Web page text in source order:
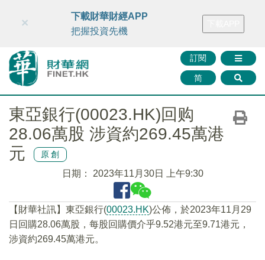
財華智庫網 FINTV FINMETA 財華證券 媒體矩陣
訂閱
简
×
下載財華財經APP
把握投資先機
東亞銀行(00023.HK)回购
28.06萬股 涉資約269.45萬港
元
原創
日期： 2023年11月30日 上午9:30
【財華社訊】東亞銀行(00023.HK)公佈，於2023年11月29
日回購28.06萬股，每股回購價介乎9.52港元至9.71港元，
涉資約269.45萬港元。